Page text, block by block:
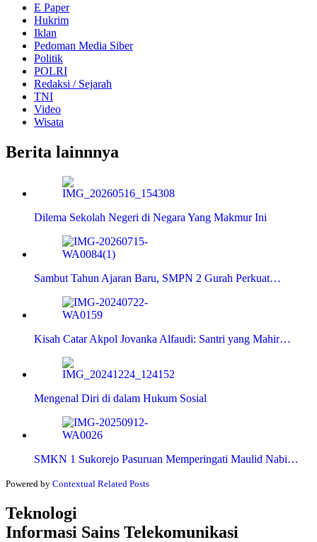
E Paper
Hukrim
Iklan
Pedoman Media Siber
Politik
POLRI
Redaksi / Sejarah
TNI
Video
Wisata
Berita lainnnya
Dilema Sekolah Negeri di Negara Yang Makmur Ini
Sambut Tahun Ajaran Baru, SMPN 2 Gurah Perkuat…
Kisah Catar Akpol Jovanka Alfaudi: Santri yang Mahir…
Mengenal Diri di dalam Hukum Sosial
SMKN 1 Sukorejo Pasuruan Memperingati Maulid Nabi…
Powered by Contextual Related Posts
Teknologi
Informasi Sains Telekomunikasi